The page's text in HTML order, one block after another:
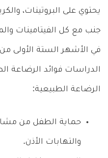
يحتوي على البروتينات،
جنب مع كل الفيتامينات
في الأشهر الستة الأولى
الدراسات فوائد الرضاعة
الرضاعة الطبيعية:
حماية الطفل من
والتهابات الأذن.